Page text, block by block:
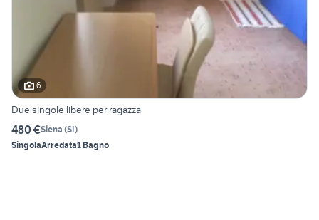
6
Due singole libere per ragazza
480 €Siena (SI)
SingolaArredata1 Bagno